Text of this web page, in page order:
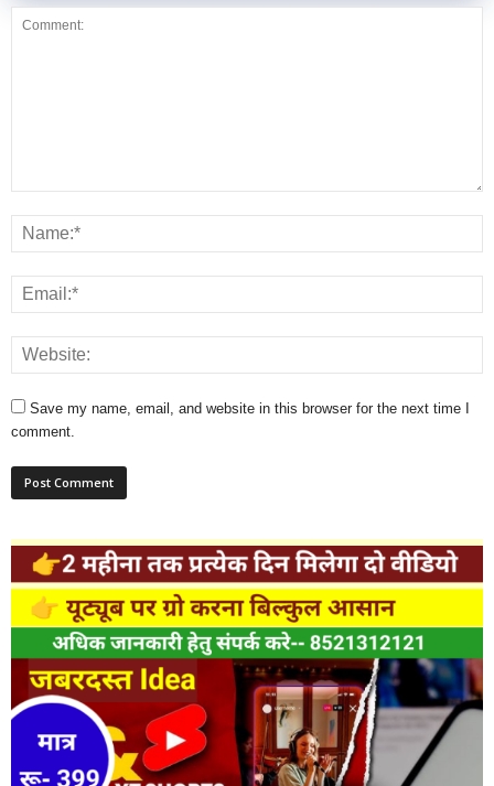
Save my name, email, and website in this browser for the next time I
comment.